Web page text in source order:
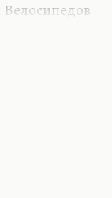
Велосипедов
Видите,
душами»
ничего
чем